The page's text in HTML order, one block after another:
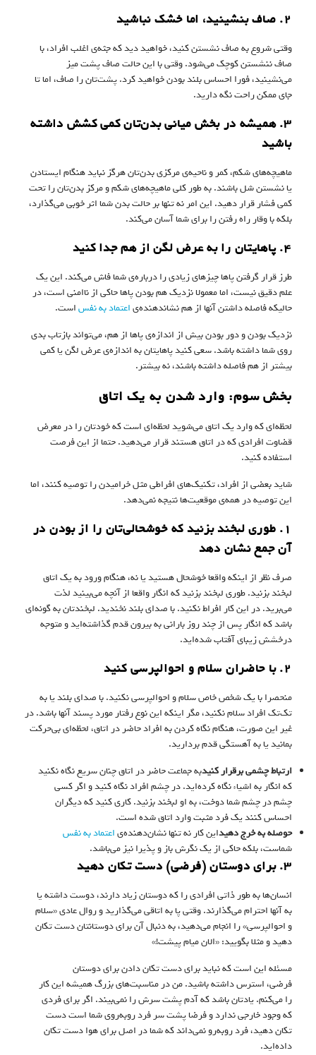
۲. صاف بنشینید، اما خشک نباشید
وقتی شروع به صاف نشستن کنید، خواهید دید که جثه‌‌ی اغلب افراد، با
صاف ننشستن کوچک می‌شود. وقتی با این حالت صاف پشت میز
می‌نشینید، فورا احساس بلند بودن خواهید کرد. پشت‌تان را صاف، اما تا
جای ممکن راحت نگه دارید.
۳. همیشه در بخش میانی بدن‌تان کمی کشش داشته
باشید
ماهیچه‌های شکم، کمر و ناحیه‌ی مرکزی بدن‌تان هرگز نباید هنگام ایستادن
یا نشستن شل باشند. به طور کلی ماهیچه‌های شکم و مرکز بدن‌تان را تحت
کمی فشار قرار دهید. این امر نه تنها بر حالت بدن شما اثر خوبی می‌گذارد،
بلکه با وقار راه رفتن را برای شما آسان می‌کند.
۴. پاهایتان را به عرض لگن از هم جدا کنید
طرز قرار گرفتن پاها چیزهای زیادی را درباره‌ی شما فاش می‌کند. این یک
علم دقیق نیست، اما معمولا نزدیک هم بودن پاها حاکی از ناامنی است، در
حالیکه فاصله داشتن آنها از هم نشاندهنده‌یاعتماد به نفساست.
نزدیک بودن و دور بودن بیش از اندازه‌ی پاها از هم، می‌‌تواند بازتاب بدی
روی شما داشته باشد. سعی کنید پاهایتان به اندازه‌ی عرض لگن یا کمی
بیشتر از هم فاصله داشته باشند، نه بیشتر.
بخش سوم: وارد شدن به یک اتاق
لحظه‌ای که وارد یک اتاق می‌شوید لحظه‌ای است که خودتان را در معرض
قضاوت افرادی که در اتاق هستند قرار می‌دهید. حتما از این فرصت
استفاده کنید.
شاید بعضی از افراد، تکنیک‌های افراطی مثل خرامیدن را توصیه کنند، اما
این توصیه در همه‌ی موقعیت‌ها نتیجه نمی‌دهد.
۱. طوری لبخند بزنید که خوشحالی‌تان را از بودن در
آن جمع نشان دهد
صرف نظر از اینکه واقعا خوشحال هستید یا نه، هنگام ورود به یک اتاق
لبخند بزنید. طوری لبخند بزنید که انگار واقعا از آنچه می‌بینید لذت
می‌برید. در این کار افراط نکنید. با صدای بلند نخندید. لبخندتان به گونه‌ای
باشد که انگار پس از چند روز بارانی به بیرون قدم گذاشته‌اید و متوجه
درخشش زیبای آفتاب شده‌اید.
۲. با حاضران سلام و احوالپرسی کنید
منحصرا با یک شخص خاص سلام و احوالپرسی نکنید. با صدای بلند یا به
تک‌تک افراد سلام نکنید، مگر اینکه این نوع رفتار مورد پسند آنها باشد. در
غیر این صورت، هنگام نگاه کردن به افراد حاضر در اتاق، لحظه‌ای بی‌حرکت
بمانید یا به آهستگی قدم بردارید.
ارتباط چشمی برقرار کنیدبه جماعت حاضر در اتاق چنان سریع نگاه نکنید
که انگار به اشیاء نگاه کرده‌اید. در چشم افراد نگاه کنید و اگر کسی
چشم در چشم شما دوخت، به او لبخند بزنید. کاری کنید که دیگران
احساس کنند یک فرد مثبت وارد اتاق شده است.
حوصله به خرج دهیداین کار نه تنها نشان‌دهنده‌یاعتماد به نفس
شماست، بلکه حاکی از یک نگرش باز و پذیرا نیز می‌باشد.
۳. برای دوستان (فرضی) دست تکان دهید
انسان‌ها به طور ذاتی افرادی را که دوستان زیاد دارند، دوست داشته یا
به آنها احترام می‌گذارند. وقتی پا به اتاقی می‌گذارید و روال عادی «سلام
و احوالپرسی» را انجام می‌دهید، به دنبال آن برای دوستانتان دست تکان
دهید و مثلا بگویید: «الان میام پیشت!»
مسئله این است که نباید برای دست تکان دادن برای دوستان
فرضی، استرس داشته باشید. من در مناسبت‌های بزرگ همیشه این کار
را می‌کنم. یادتان باشد که آدم پشت سرش را نمی‌بیند. اگر برای فردی
که وجود خارجی ندارد و فرضا پشت سر فرد روبه‌روی شما است دست
تکان دهید، فرد روبه‌رو نمی‌داند که شما در اصل برای هوا دست تکان
داده‌اید.